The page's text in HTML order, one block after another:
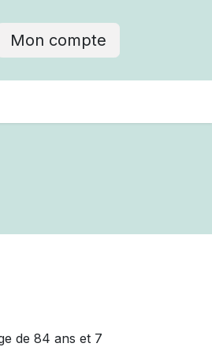
Mon compte
de 84 ans et 7